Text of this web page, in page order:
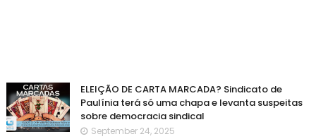
ELEIÇÃO DE CARTA MARCADA? Sindicato de
Paulínia terá só uma chapa e levanta suspeitas
sobre democracia sindical
September 24, 2025